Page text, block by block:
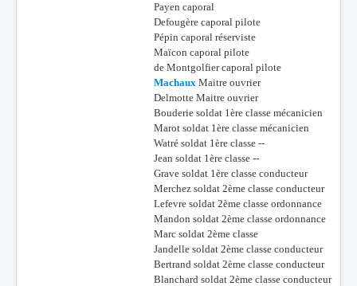
Payen caporal
Defougère caporal pilote
Pépin caporal réserviste
Maïcon caporal pilote
de Montgolfier caporal pilote
Machaux Maitre ouvrier
Delmotte Maitre ouvrier
Bouderie soldat 1ère classe mécanicien
Marot soldat 1ère classe mécanicien
Watré soldat 1ère classe --
Jean soldat 1ère classe --
Grave soldat 1ère classe conducteur
Merchez soldat 2ème classe conducteur
Lefevre soldat 2ème classe ordonnance
Mandon soldat 2ème classe ordonnance
Marc soldat 2ème classe
Jandelle soldat 2ème classe conducteur
Bertrand soldat 2ème classe conducteur
Blanchard soldat 2ème classe conducteur